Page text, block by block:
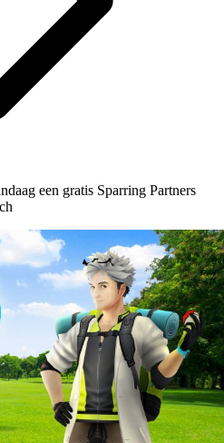
een gratis Sparring Partners